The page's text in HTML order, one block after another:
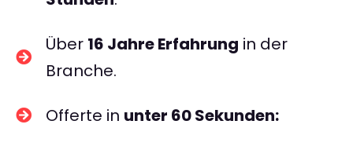
Über 16 Jahre Erfahrung in der
Branche.
Offerte in unter 60 Sekunden: